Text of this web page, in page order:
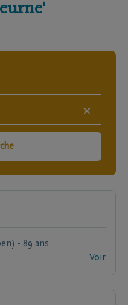
×
- 89 ans
Voir